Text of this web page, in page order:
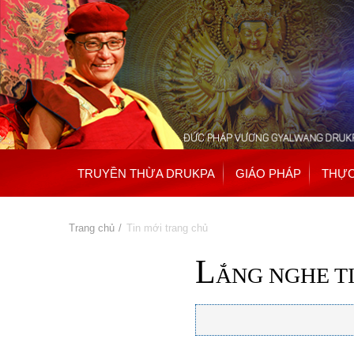
TRUYỀN THỪA DRUKPA GIÁO PHÁP
Trang chủ » Tin mới trang chủ
LẮNG NGHE